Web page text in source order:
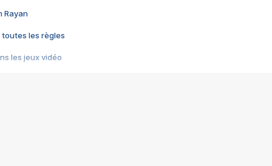
Rayan
toutes les règles
les jeux vidéo